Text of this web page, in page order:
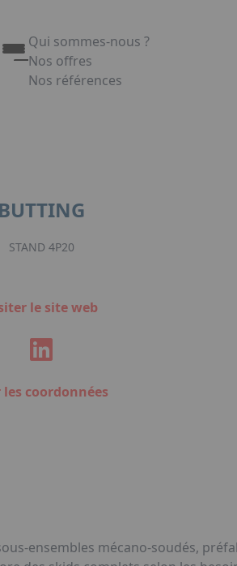
Qui sommes-nous ?
Nos offres
Nos références
BUTTING
STAND 4P20
le site web
les coordonnées
ensembles mécano-soudés,